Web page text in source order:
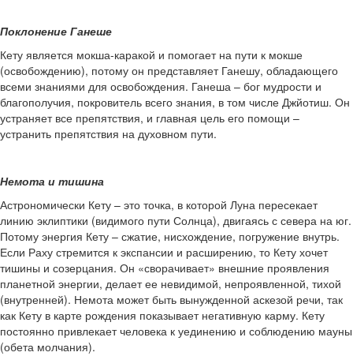
Поклонение Ганеше
Кету является мокша-каракой и помогает на пути к мокше
(освобождению), потому он представляет Ганешу, обладающего
всеми знаниями для освобождения. Ганеша – бог мудрости и
благополучия, покровитель всего знания, в том числе Джйотиш. Он
устраняет все препятствия, и главная цель его помощи –
устранить препятствия на духовном пути.
Немота и тишина
Астрономически Кету – это точка, в которой Луна пересекает
линию эклиптики (видимого пути Солнца), двигаясь с севера на юг.
Потому энергия Кету – сжатие, нисхождение, погружение внутрь.
Если Раху стремится к экспансии и расширению, то Кету хочет
тишины и созерцания. Он «сворачивает» внешние проявления
планетной энергии, делает ее невидимой, непроявленной, тихой
(внутренней). Немота может быть вынужденной аскезой речи, так
как Кету в карте рождения показывает негативную карму. Кету
постоянно привлекает человека к уединению и соблюдению мауны
(обета молчания).